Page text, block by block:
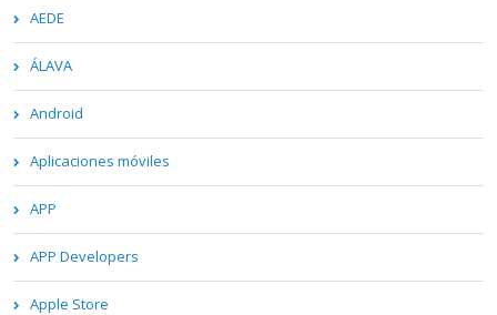
AEDE
ÁLAVA
Android
Aplicaciones móviles
APP
APP Developers
Apple Store